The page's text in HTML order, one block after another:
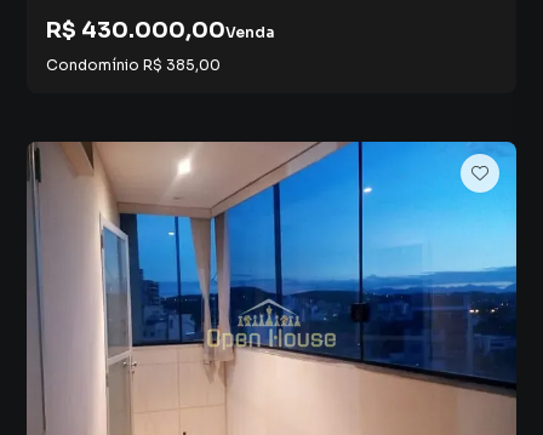
R$ 430.000,00Venda
Condomínio R$ 385,00